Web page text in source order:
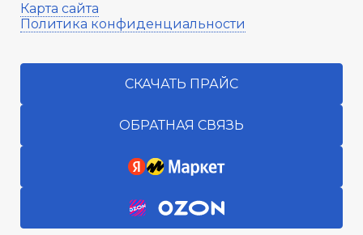
Карта сайта
Политика конфиденциальности
СКАЧАТЬ ПРАЙС
ОБРАТНАЯ СВЯЗЬ